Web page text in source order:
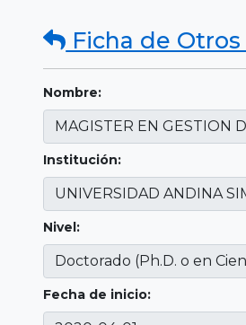
Ficha de
Nombre:
Institución:
Nivel:
Fecha de inicio: